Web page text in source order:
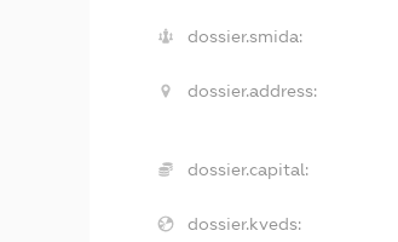
dossier.smida:
dossier.address:
dossier.capital:
dossier.kveds: